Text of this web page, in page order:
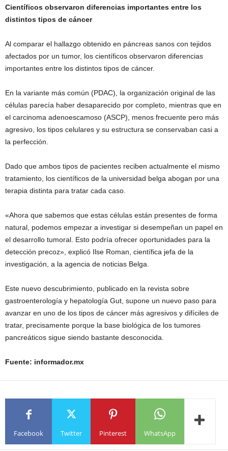
Científicos observaron diferencias importantes entre los
distintos tipos de cáncer
Al comparar el hallazgo obtenido en páncreas sanos con tejidos
afectados por un tumor, los científicos observaron diferencias
importantes entre los distintos tipos de cáncer.
En la variante más común (PDAC), la organización original de las
células parecía haber desaparecido por completo, mientras que en
el carcinoma adenoescamoso (ASCP), menos frecuente pero más
agresivo, los tipos celulares y su estructura se conservaban casi a
la perfección.
Dado que ambos tipos de pacientes reciben actualmente el mismo
tratamiento, los científicos de la universidad belga abogan por una
terapia distinta para tratar cada caso.
«Ahora que sabemos que estas células están presentes de forma
natural, podemos empezar a investigar si desempeñan un papel en
el desarrollo tumoral. Esto podría ofrecer oportunidades para la
detección precoz», explicó Ilse Roman, científica jefa de la
investigación, a la agencia de noticias Belga.
Este nuevo descubrimiento, publicado en la revista sobre
gastroenterología y hepatología Gut, supone un nuevo paso para
avanzar en uno de los tipos de cáncer más agresivos y difíciles de
tratar, precisamente porque la base biológica de los tumores
pancreáticos sigue siendo bastante desconocida.
Fuente: informador.mx
Facebook Twitter Pinterest WhatsApp